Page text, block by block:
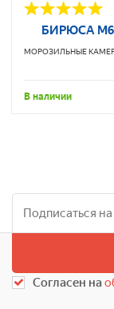
БИРЮСА
МОРОЗИЛЬНЫЕ
В наличии
Согласен на